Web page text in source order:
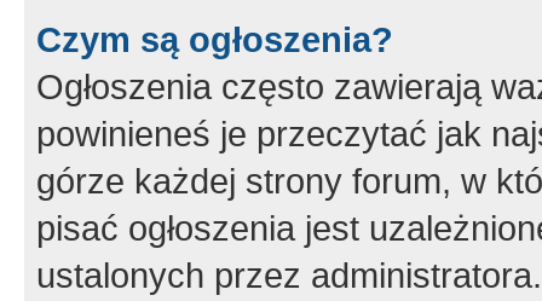
Czym są ogłoszenia?
Ogłoszenia często zawierają
powinieneś je przeczytać jak
górze każdej strony forum, w
pisać ogłoszenia jest
ustalonych przez administratora.